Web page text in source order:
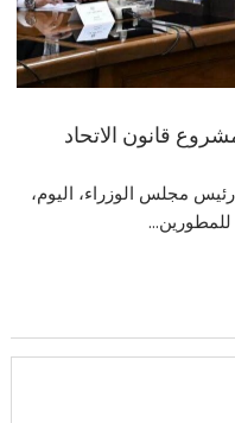
قانون الاتحاد
مجلس الوزراء، اليوم،